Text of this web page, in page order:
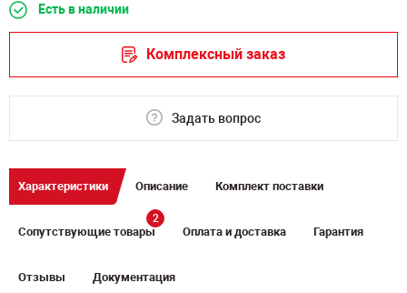
Есть в наличии
Комплексный заказ
Задать вопрос
Характеристики Описание Комплект поставки
Сопутствующие товары
2
Оплата и доставка Гарантия
Отзывы Документация